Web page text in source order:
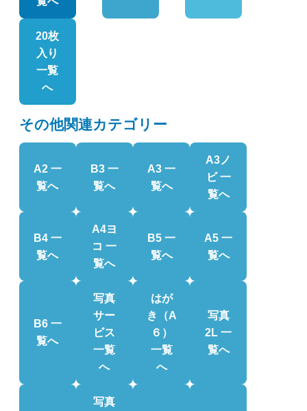
20枚
入り
一覧
へ
その他関連カテゴリー
A2 一
覧へ
B3 一
覧へ
A3 一
覧へ
A3ノ
ビ 一
覧へ
B4 一
覧へ
A4ヨ
コ 一
覧へ
B5 一
覧へ
A5 一
覧へ
B6 一
覧へ
写真
サー
ビス
一覧
へ
はが
き（A
６）
一覧
へ
写真
2L 一
覧へ
写真